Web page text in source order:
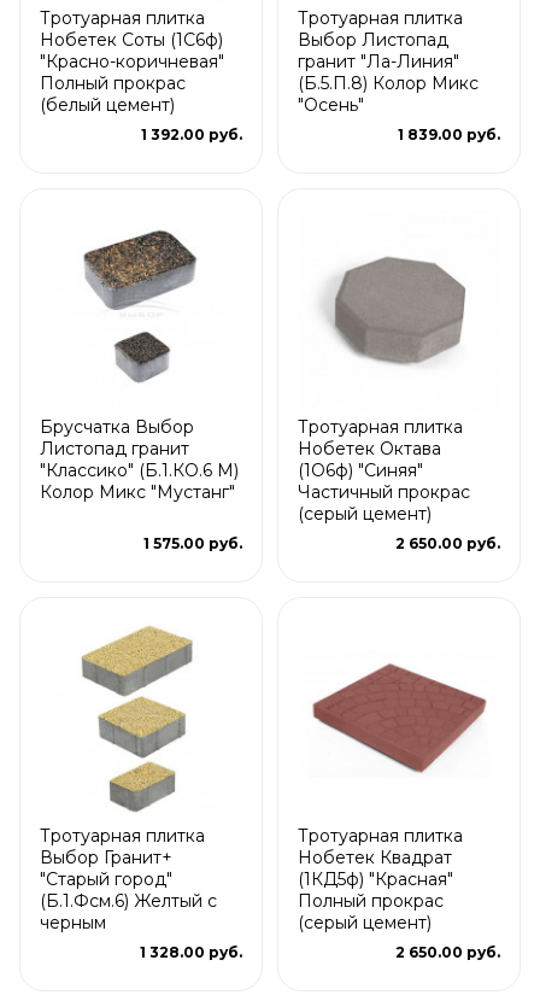
Тротуарная плитка
Нобетек Соты (1С6ф)
"Красно-коричневая"
Полный прокрас
(белый цемент)
1 392.00 руб.
Тротуарная плитка
Выбор Листопад
гранит "Ла-Линия"
(Б.5.П.8) Колор Микс
"Осень"
1 839.00 руб.
Брусчатка Выбор
Листопад гранит
"Классико" (Б.1.КО.6 М)
Колор Микс "Мустанг"
1 575.00 руб.
Тротуарная плитка
Нобетек Октава
(1О6ф) "Синяя"
Частичный прокрас
(серый цемент)
2 650.00 руб.
Тротуарная плитка
Выбор Гранит+
"Старый город"
(Б.1.Фсм.6) Желтый с
черным
1 328.00 руб.
Тротуарная плитка
Нобетек Квадрат
(1КД5ф) "Красная"
Полный прокрас
(серый цемент)
2 650.00 руб.